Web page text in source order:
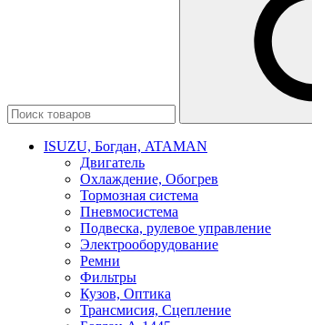
ISUZU, Богдан, ATAMAN
Двигатель
Охлаждение, Обогрев
Тормозная система
Пневмосистема
Подвеска, рулевое управление
Электрооборудование
Ремни
Фильтры
Кузов, Оптика
Трансмисия, Сцепление